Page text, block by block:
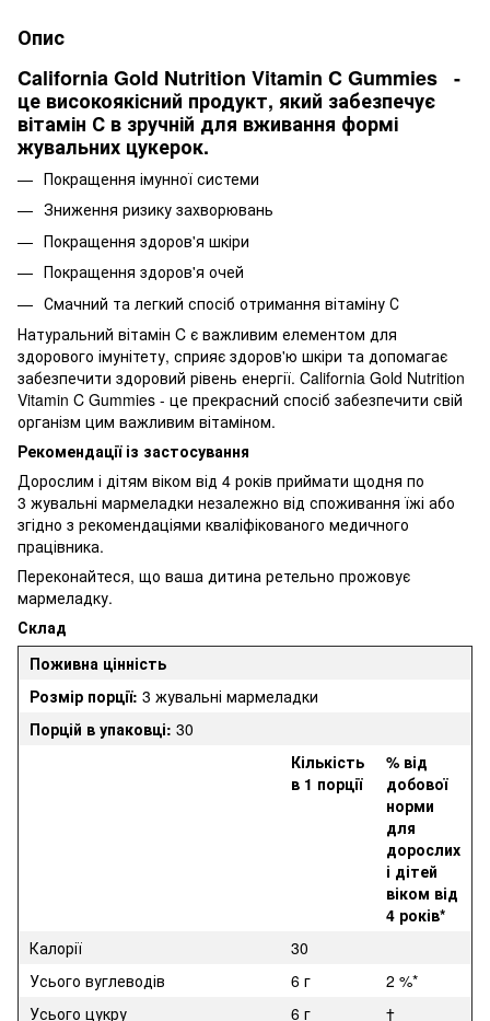
Опис
California Gold Nutrition Vitamin C Gummies -
це високоякісний продукт, який забезпечує
вітамін С в зручній для вживання формі
жувальних цукерок.
Покращення імунної системи
Зниження ризику захворювань
Покращення здоров'я шкіри
Покращення здоров'я очей
Смачний та легкий спосіб отримання вітаміну С
Натуральний вітамін C є важливим елементом для
здорового імунітету, сприяє здоров'ю шкіри та допомагає
забезпечити здоровий рівень енергії. California Gold Nutrition
Vitamin C Gummies - це прекрасний спосіб забезпечити свій
організм цим важливим вітаміном.
Рекомендації із застосування
Дорослим і дітям віком від 4 років приймати щодня по
3 жувальні мармеладки незалежно від споживання їжі або
згідно з рекомендаціями кваліфікованого медичного
працівника.
Переконайтеся, що ваша дитина ретельно прожовує
мармеладку.
Склад
Поживна цінність
Розмір порції: 3 жувальні мармеладки
Порцій в упаковці: 30
Кількість
в 1 порції
% від
добової
норми
для
дорослих
і дітей
віком від
4 років*
Калорії
30
Усього вуглеводів
6 г
2 %*
Усього цукру
6 г †